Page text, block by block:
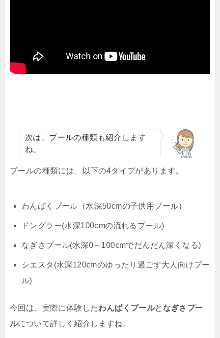
次は、プールの種類も紹介します
ね。
プールの種類には、以下の4タイプがあります。
わんぱくプール（水深50cmの子供用プール）
ドングラー(水深100cmの流れるプール)
なぎさプール(水深0～100cmでだんだん深くなる)
シエスタ(水深120cmのゆったり過ごす大人向けプー
ル)
今回は、実際に体験したわんぱくプールと なぎさプー
ルについて詳しく紹介しますね。